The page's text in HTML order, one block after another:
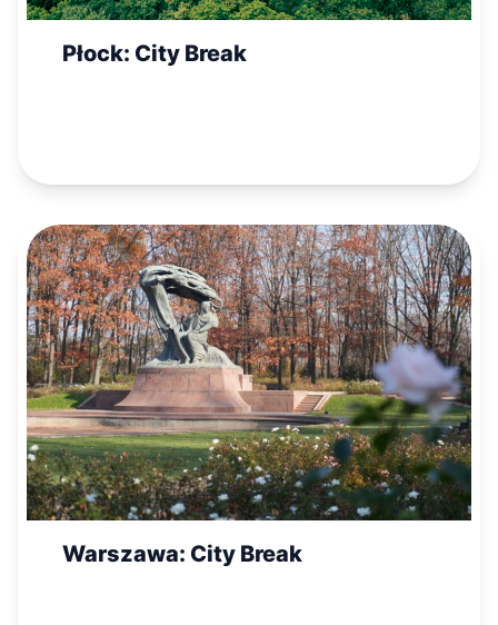
Płock: City Break
Warszawa: City Break